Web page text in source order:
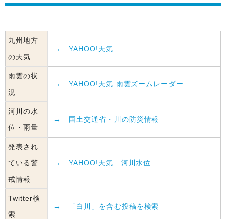
九州地方
の天気
→ YAHOO!天気
雨雲の状
況
→ YAHOO!天気 雨雲ズームレーダー
河川の水
位・雨量
→ 国土交通省・川の防災情報
発表され
ている警
戒情報
→ YAHOO!天気 河川水位
Twitter検
索
→ 「白川」を含む投稿を検索